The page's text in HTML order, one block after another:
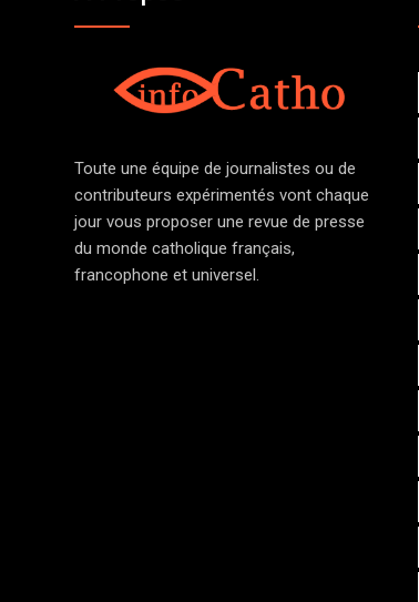
Toute une équipe de journalistes ou de
contributeurs expérimentés vont chaque
jour vous proposer une revue de presse
du monde catholique français,
francophone et universel.